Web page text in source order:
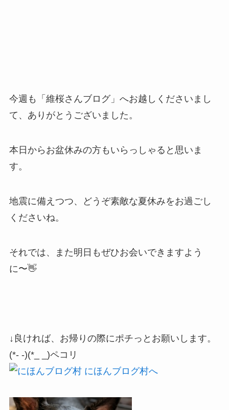
今週も「維桜さんブログ」へお越しくださいまし
て、ありがとうございました。
本日からお盆休みの方もいらっしゃると思いま
す。
地震に備えつつ、どうぞ素敵な夏休みをお過ごし
くださいね。
それでは、また明日もぜひお会いできますよう
に〜👋
↓良ければ、お帰りの際にポチっとお願いします。
(*- -)(*_ _)ペコリ